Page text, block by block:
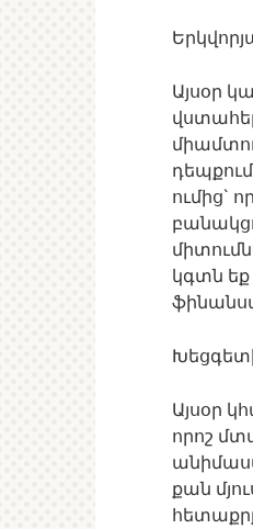
Այսօր
ումից`
կգտն
Այսօր
որոշ
քան